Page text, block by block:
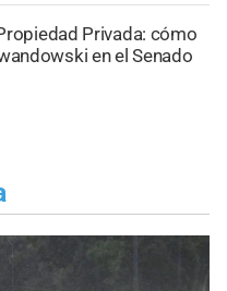
Privada: cómo
en el Senado